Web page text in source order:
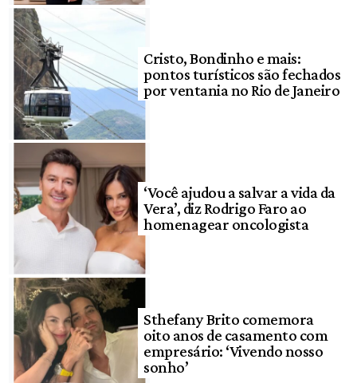
Cristo, Bondinho e mais:
pontos turísticos são fechados
por ventania no Rio de Janeiro
‘Você ajudou a salvar a vida da
Vera’, diz Rodrigo Faro ao
homenagear oncologista
Sthefany Brito comemora
oito anos de casamento com
empresário: ‘Vivendo nosso
sonho’